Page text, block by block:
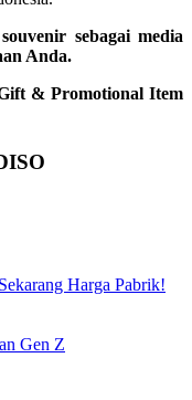
sebagai media
Anda.
& Promotional Item
Harga Pabrik!
Gen Z